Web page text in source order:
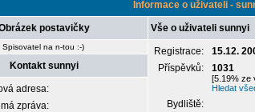
Informace o uživateli -
postavičky Vše o uživateli sunnyi
Spisovatel na n-tou :-) Registrace:
15.12.
Příspěvků:
1031
[5.19% ze
Hledat
Bydliště:
Kontakt sunnyi
adresa:
zpráva: